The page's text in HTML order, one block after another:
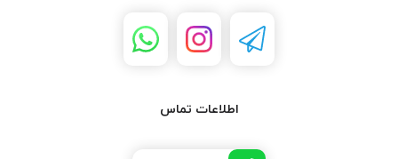
اطلاعات تماس